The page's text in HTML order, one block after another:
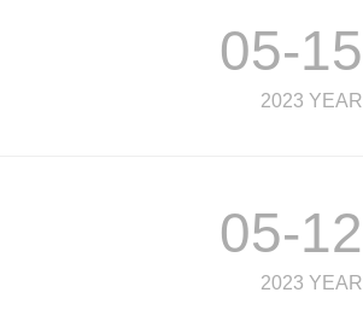
05-15
2023 YEAR
05-12
2023 YEAR